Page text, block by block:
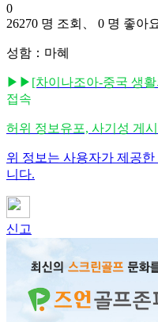
0
26270 명 조회、 0 명 좋아
성함：마혜
▶▶ [차이나조아-중국 생
접속
허위 정보유포, 사기성 게
위 정보는 사용자가 제공
니다.
신고